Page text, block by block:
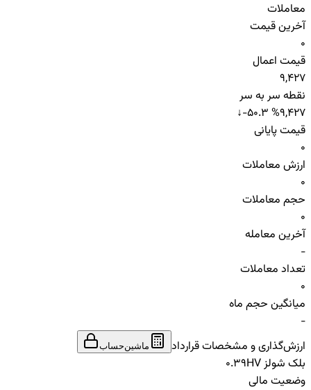
معاملات
آخرین قیمت
0
قیمت اعمال
9,427
نقطه سر به سر
9,427
↓-50.3 %
قیمت پایانی
0
ارزش معاملات
0
حجم معاملات
0
آخرین معامله
-
تعداد معاملات
0
میانگین حجم ماه
-
ارزش‌گذاری و مشخصات قرارداد
ماشین‌حساب
بلک شولز HV
0.39
وضعیت مالی